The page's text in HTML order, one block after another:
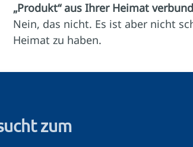
„Produkt“ aus Ihrer Heimat
Nein, das nicht. Es ist aber nicht
Heimat zu haben.
zum